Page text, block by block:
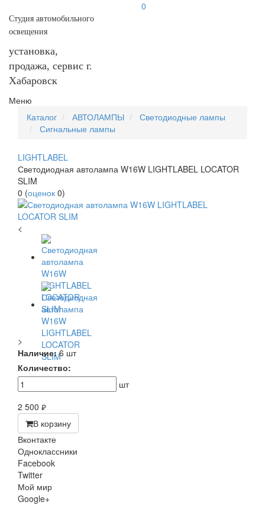
Студия автомобильного
освещения
установка,
продажа, сервис г.
Хабаровск
0
Меню
Каталог
АВТОЛАМПЫ
Светодиодные лампы
Сигнальные лампы
LIGHTLABEL
Светодиодная автолампа W16W LIGHTLABEL LOCATOR
SLIM
0 (оценок 0)
<
>
Наличие: 6 шт
Количество:
шт
2 500 руб.
В корзину
Вконтакте
Одноклассники
Facebook
Twitter
Мой мир
Google+